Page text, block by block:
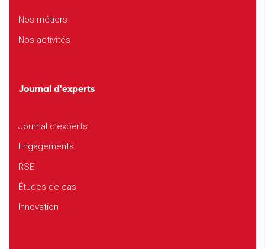
Nos métiers
Nos activités
Journal d'experts
Journal d’experts
Engagements
RSE
Études de cas
Innovation